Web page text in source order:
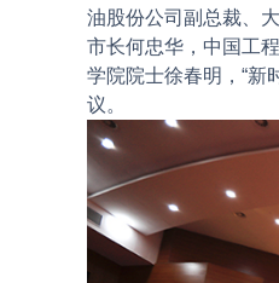
油股份公司副总裁、
市长何忠华，中国工
学院院士徐春明，“新
议。